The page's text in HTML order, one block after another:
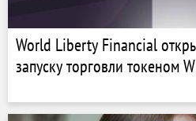
World Liberty Financial
запуску торговли токеном